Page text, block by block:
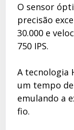
O sensor
precisão
30.000 e
750 IPS.
A tecnologia
um tempo
emulando a
fio.